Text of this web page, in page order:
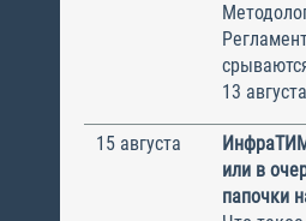
13
15 августа
или в
папочки